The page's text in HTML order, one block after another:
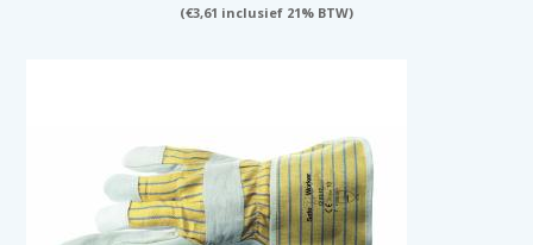
(€3,61 inclusief 21% BTW)